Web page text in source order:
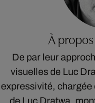
À
De par leur
visuelles de Luc
expressivité, chargée
de Luc Dratwa,